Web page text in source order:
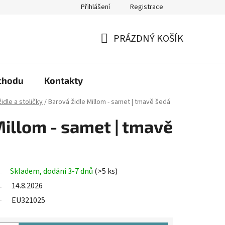
Podmínky ochrany osobních údajů
Přihlášení Registrace
PRÁZDNÝ KOŠÍK
Kontakty
a stoličky/Barová židle Millom - samet | tmavě šedá
- samet | tmavě
Skladem, dodání 3-7 dnů (>5 ks)
14.8.2026
EU321025